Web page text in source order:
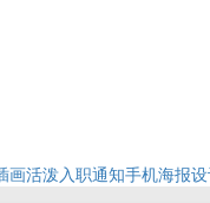
画活泼入职通知手机海报